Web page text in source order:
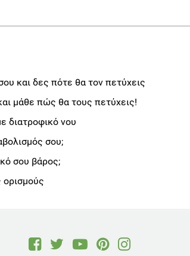
και δες πότε θα τον πετύχεις
μάθε πώς θα τους πετύχεις!
διατροφικό νου
σου;
σου βάρος;